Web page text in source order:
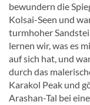
bewundern die
Kolsai-Seen und
turmhoher
lernen wir, was es
auf sich hat, und
durch das
Karakol Peak und
Arashan-Tal bei